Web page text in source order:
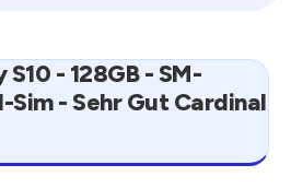
- 128GB - SM-
Sim - Sehr Gut Cardinal